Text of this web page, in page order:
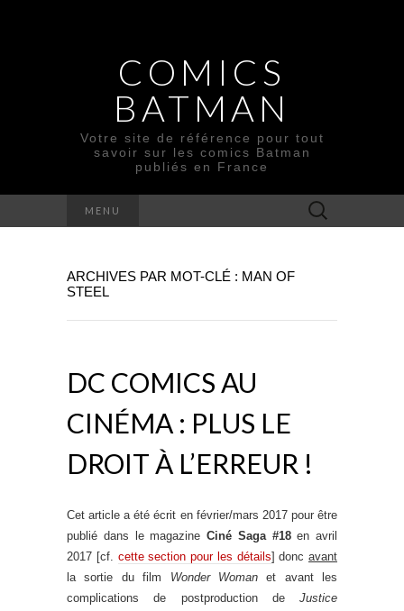
COMICS
BATMAN
Votre site de référence pour tout
savoir sur les comics Batman
publiés en France
MENU Rechercher :
ARCHIVES PAR MOT-CLÉ : MAN OF
STEEL
DC COMICS AU
CINÉMA : PLUS LE
DROIT À L’ERREUR !
Cet article a été écrit en février/mars 2017 pour être
publié dans le magazine Ciné Saga #18en avril
2017 [cf. cette section pour les détails] donc avant
la sortie du film Wonder Womanet avant les
complications de postproduction de Justice